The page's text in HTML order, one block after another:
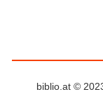
biblio.at ©